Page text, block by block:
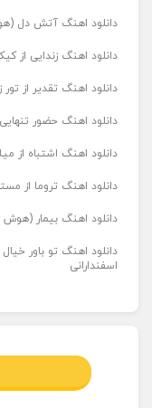
دانلود اهنگ آتش دل
دانلود اهنگ زندایی از
دانلود اهنگ تقدیر از تور
دانلود اهنگ حضور
دانلود اهنگ اشتباه از
دانلود اهنگ تروما از
دانلود اهنگ بیمار
دانلود اهنگ تو باور
اسفندارانی